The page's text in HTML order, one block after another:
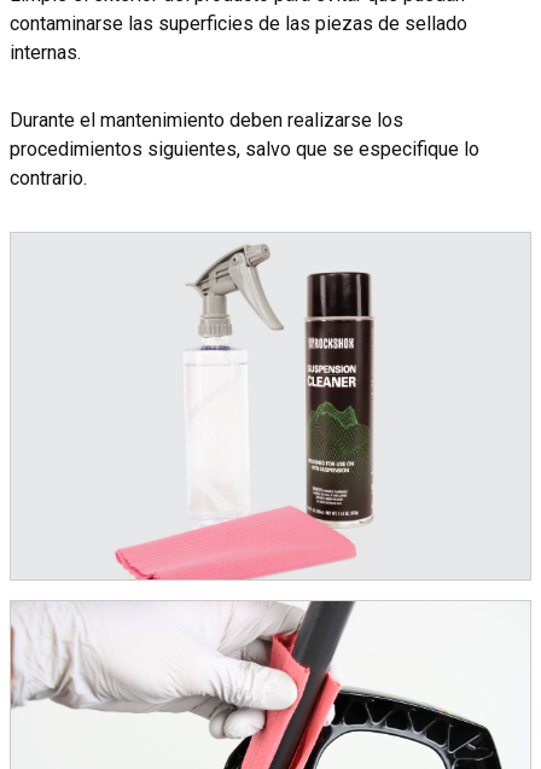
contaminarse las superficies de las piezas de sellado
internas.
Durante el mantenimiento deben realizarse los
procedimientos siguientes, salvo que se especifique lo
contrario.